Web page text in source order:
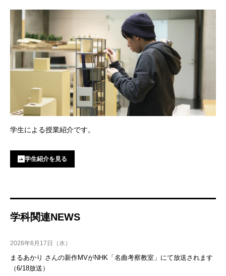
学⽣による授業紹介です。
学生紹介を見る
学科関連NEWS
2026年6月17日（水）
まるあかり さんの新作MVがNHK「名曲考察教室」にて放送されます
（6/18放送）